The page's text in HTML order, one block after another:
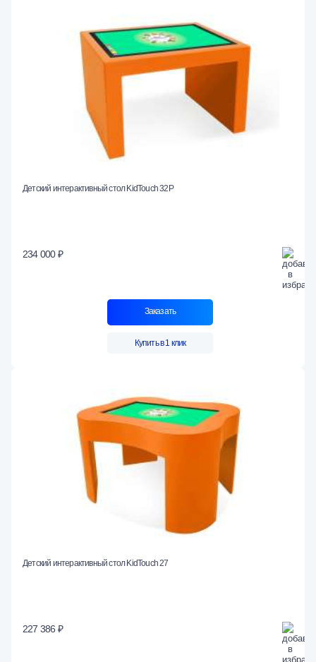
Детский интерактивный стол KidTouch 32P
234 000 ₽
Заказать
Купить в 1 клик
Детский интерактивный стол KidTouch 27
227 386 ₽